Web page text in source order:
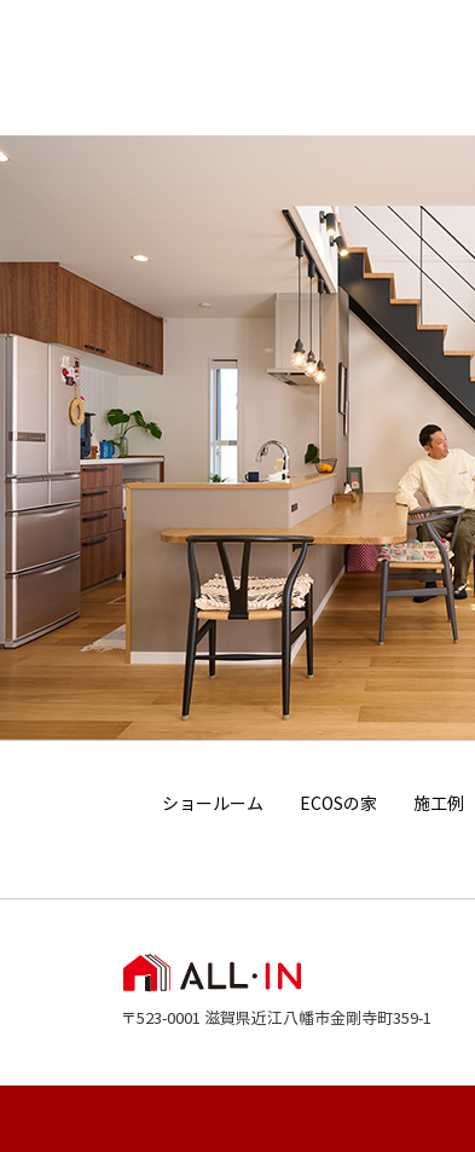
ショールーム ECOSの家 施工例
〒523-0001 滋賀県近江八幡市金剛寺町359-1